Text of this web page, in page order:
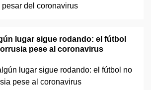
lugar sigue rodando: el fútbol
pese al coronavirus